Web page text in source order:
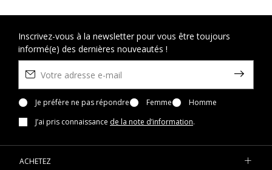
Inscrivez-vous à la newsletter pour vous être toujours
informé(e) des dernières nouveautés !
Je préfère ne pas répondre Femme
Homme
J’ai pris connaissance de la note d’information.
ACHETEZ